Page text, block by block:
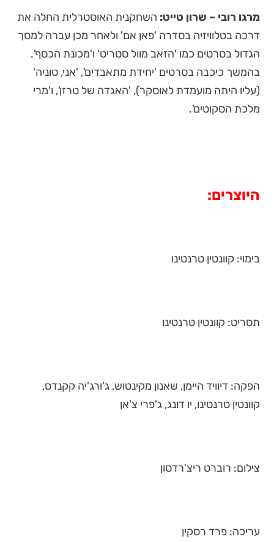
מרגו רובי – שרון טייט: השחקנית האוסטרלית החלה את
דרכה בטלוויזיה בסדרה 'פאן אם' ולאחר מכן עברה למסך
הגדול בסרטים כמו 'הזאב מוול סטריט' ו'מכונת הכסף'.
בהמשך כיכבה בסרטים 'יחידת מתאבדים', 'אני, טוניה'
(עליו היתה מועמדת לאוסקר), 'האגדה של טרזן', ו'מרי
מלכת הסקוטים'.
היוצרים:
בימוי: קוונטין טרנטינו
תסריט: קוונטין טרנטינו
הפקה: דיוויד היימן, שאנון מקינטוש, ג'ורג'יה קקנדס,
קוונטין טרנטינו, יו דונג, ג'פרי צ'אן
צילום: רוברט ריצ'רדסון
עריכה: פרד רסקין